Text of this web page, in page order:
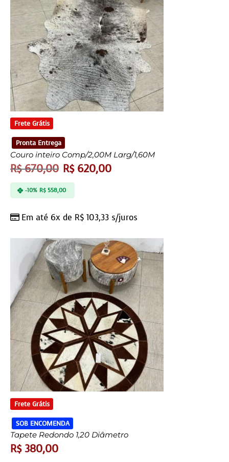
Frete Grátis
Pronta Entrega
Couro inteiro Comp/2,00M Larg/1,60M
R$670,00 R$620,00
Em até 6x de R$ 103,33 s/juros
-10% R$558,00
Frete Grátis
SOB ENCOMENDA
Tapete Redondo 1,20 Diâmetro
R$380,00